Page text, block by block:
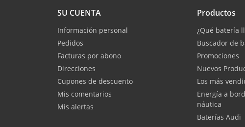
SU CUENTA
Información personal
Pedidos
Facturas por abono
Direcciones
Cupones de descuento
Mis comentarios
Mis alertas
Productos
¿Qué batería
Buscador de
Promociones
Nuevos
Los más
Energía a
náutica
Baterías Audi